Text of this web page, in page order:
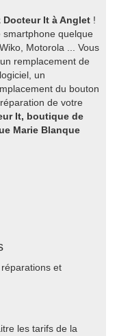
Docteur It à Anglet !
quelque
Motorola ... Vous
remplacement de
un
du bouton
de votre
It, boutique de
Marie Blanque
et
les tarifs de la